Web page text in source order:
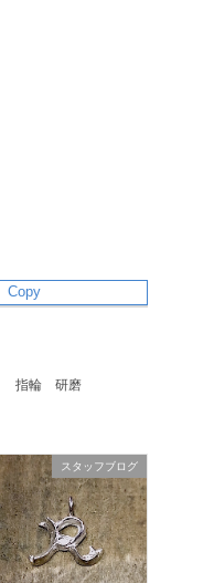
Copy
指輪 研磨
スタッフブログ